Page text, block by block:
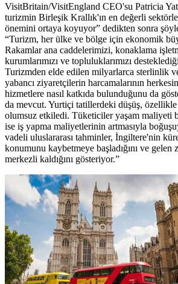
VisitBritain/VisitEngland CEO'su Patricia
turizmin Birleşik Krallık'ın en değerli
önemini ortaya koyuyor” dedikten sonra
“Turizm, her ülke ve bölge için ekonomik
Rakamlar ana caddelerimizi, konaklama
kurumlarımızı ve topluluklarımızı
Turizmden elde edilen milyarlarca sterlinlik
yabancı ziyaretçilerin harcamalarının
hizmetlere nasıl katkıda bulunduğunu da
da mevcut. Yurtiçi tatillerdeki düşüş, özellikle
olumsuz etkiledi. Tüketiciler yaşam maliyeti
ise iş yapma maliyetlerinin artmasıyla
vadeli uluslararası tahminler, İngiltere'nin
konumunu kaybetmeye başladığını ve
merkezli kaldığını gösteriyor.”